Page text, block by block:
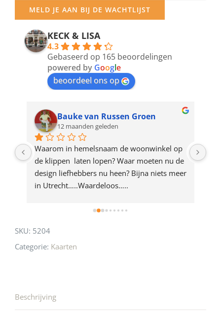
your
email
address
product
MELD JE AAN BIJ DE WACHTLIJST
KECK & LISA
4.3
Gebaseerd op 165 beoordelingen
powered by Google
beoordeel ons op
Bauke van Russen Groen
12 maanden geleden
Waarom in hemelsnaam de woonwinkel op
de klippen  laten lopen? Waar moeten nu de
design liefhebbers nu heen? Bijna niets meer
in Utrecht…..Waardeloos…..
SKU: 5204
Categorie: Kaarten
Beschrijving